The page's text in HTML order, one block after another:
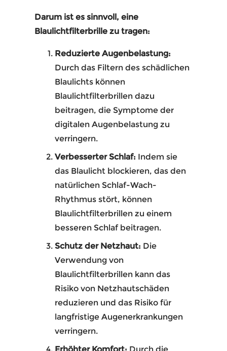
Darum ist es sinnvoll, eine
Blaulichtfilterbrille zu tragen:
Reduzierte Augenbelastung:
Durch das Filtern des schädlichen
Blaulichts können
Blaulichtfilterbrillen dazu
beitragen, die Symptome der
digitalen Augenbelastung zu
verringern.
Verbesserter Schlaf: Indem sie
das Blaulicht blockieren, das den
natürlichen Schlaf-Wach-
Rhythmus stört, können
Blaulichtfilterbrillen zu einem
besseren Schlaf beitragen.
Schutz der Netzhaut: Die
Verwendung von
Blaulichtfilterbrillen kann das
Risiko von Netzhautschäden
reduzieren und das Risiko für
langfristige Augenerkrankungen
verringern.